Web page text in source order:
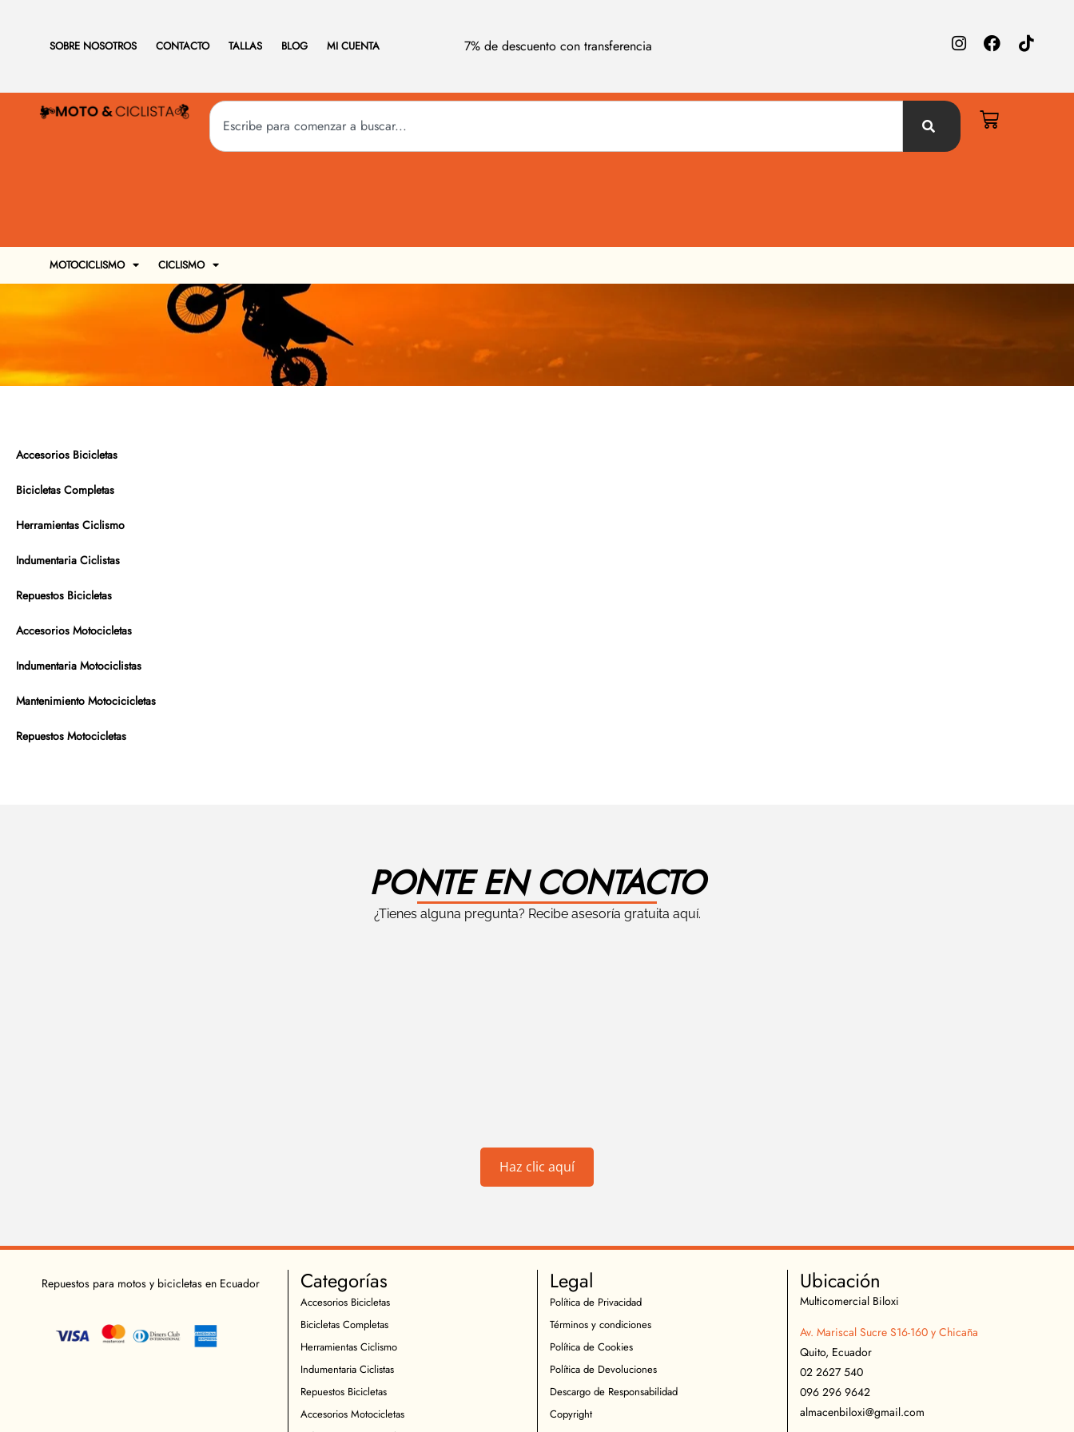
SOBRE NOSOTROS CONTACTO TALLAS BLOG MI CUENTA 7% de descuento con transferencia
MOTOCICLISMO CICLISMO
Accesorios Bicicletas
Bicicletas Completas
Herramientas Ciclismo
Indumentaria Ciclistas
Repuestos Bicicletas
Accesorios Motocicletas
Indumentaria Motociclistas
Mantenimiento Motocicicletas
Repuestos Motocicletas
PONTE EN CONTACTO
¿Tienes alguna pregunta? Recibe asesoría gratuita aquí.
Haz clic aquí
Repuestos para motos y bicicletas en Ecuador Categorías
Accesorios Bicicletas
Bicicletas Completas
Herramientas Ciclismo
Indumentaria Ciclistas
Repuestos Bicicletas
Accesorios Motocicletas
Legal
Política de Privacidad
Términos y condiciones
Política de Cookies
Política de Devoluciones
Descargo de Responsabilidad
Copyright
Ubicación
Multicomercial Biloxi
Av. Mariscal Sucre S16-160 y Chicaña
Quito, Ecuador
02 2627 540
096 296 9642
almacenbiloxi@gmail.com